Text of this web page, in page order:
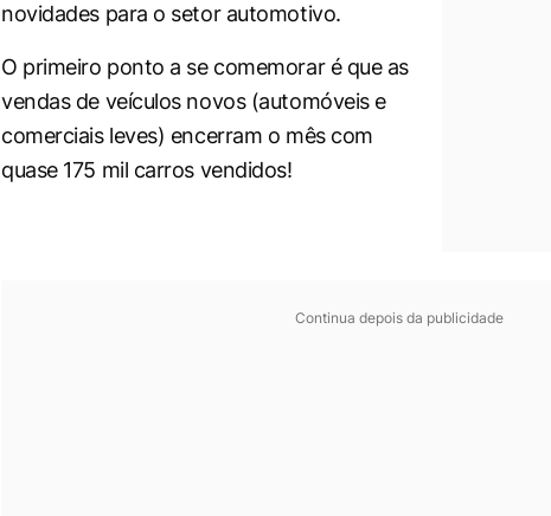
novidades para o setor automotivo.
O primeiro ponto a se comemorar é que as
vendas de veículos novos (automóveis e
comerciais leves) encerram o mês com
quase 175 mil carros vendidos!
Continua depois da publicidade